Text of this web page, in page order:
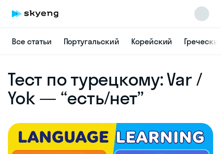
Все статьи Португальский Корейский
Тест по турецкому: Var /
Yok — “есть/нет”
online